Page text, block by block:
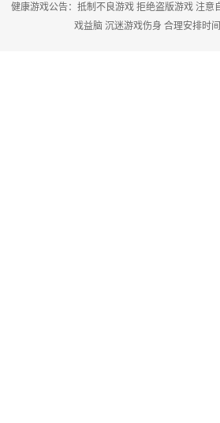
健康游戏公告：抵制不良游戏 拒绝盗版游戏 注意
戏益脑 沉迷游戏伤身 合理安排时